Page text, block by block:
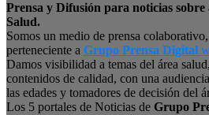
Prensa y Difusión para noticias sobre
Salud.
Somos un medio de prensa
perteneciente a Grupo Prensa Digital
Damos visibilidad a temas del área
contenidos de calidad, con una
las edades y tomadores de decisión del
Los 5 portales de Noticias de Grupo